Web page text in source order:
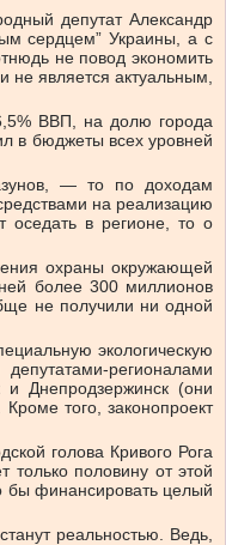
депутат Александр
сердцем” Украины, а с
не повод экономить
является актуальным,
ВВП, на долю города
в бюджеты всех уровней
— то по доходам
на реализацию
оседать в регионе, то о
охраны окружающей
более 300 миллионов
не получили ни одной
экологическую
регионалами
и Днепродзержинск (они
того, законопроект
голова Кривого Рога
половину от этой
бы финансировать целый
реальностью. Ведь,